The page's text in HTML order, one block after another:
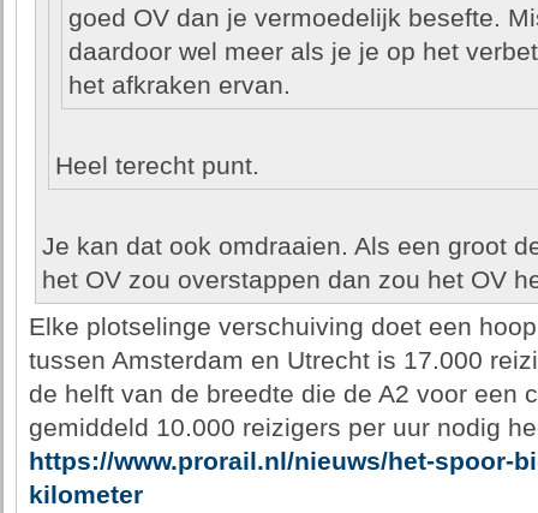
goed OV dan je vermoedelijk besefte.
daardoor wel meer als je je op het
het afkraken ervan.
Heel terecht punt.
Je kan dat ook omdraaien. Als een groot
het OV zou overstappen dan zou het OV
Elke plotselinge verschuiving doet een
tussen Amsterdam en Utrecht is 17.000
de helft van de breedte die de A2 voor een
gemiddeld 10.000 reizigers per uur nodig
https://www.prorail.nl/nieuws/het-spoor-
kilometer